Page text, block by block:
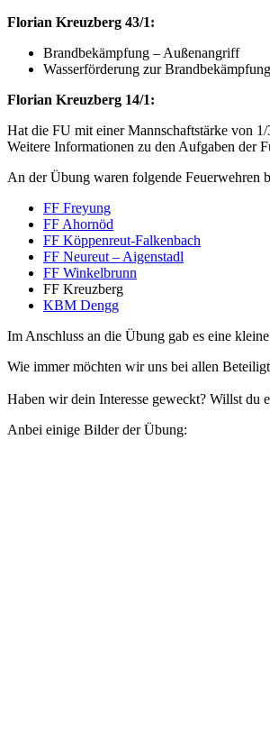
Florian Kreuzberg 43/1:
Brandbekämpfung – Außenangriff
Wasserförderung zur Brandbekämpfung
Florian Kreuzberg 14/1:
Hat die FU mit einer Mannschaftstärke von 1/
Weitere Informationen zu den Aufgaben der
An der Übung waren folgende Feuerwehren
FF Freyung
FF Ahornöd
FF Köppenreut-Falkenbach
FF Neureut – Aigenstadl
FF Winkelbrunn
FF Kreuzberg
KBM Dengg
Im Anschluss an die Übung gab es eine
Wie immer möchten wir uns bei allen
Haben wir dein Interesse geweckt? Willst du
Anbei einige Bilder der Übung: